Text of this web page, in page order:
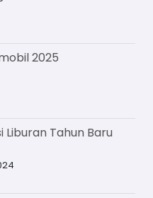
2025
Liburan Tahun Baru